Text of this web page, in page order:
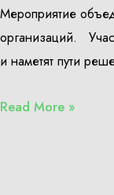
Мероприятие
организаций.
и наметят пути
Read More »